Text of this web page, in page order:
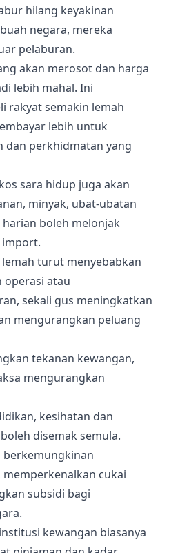
hilang keyakinan
negara, mereka
pelaburan.
akan merosot dan harga
lebih mahal. Ini
rakyat semakin lemah
lebih untuk
dan perkhidmatan yang
sara hidup juga akan
minyak, ubat-ubatan
boleh melonjak
turut menyebabkan
atau
sekali gus meningkatkan
mengurangkan peluang
tekanan kewangan,
mengurangkan
kesihatan dan
disemak semula.
berkemungkinan
cukai
subsidi bagi
kewangan biasanya